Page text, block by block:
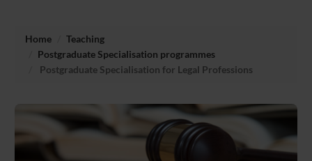
Home
Teaching
Postgraduate Specialisation programmes
Postgraduate Specialisation for Legal Professions